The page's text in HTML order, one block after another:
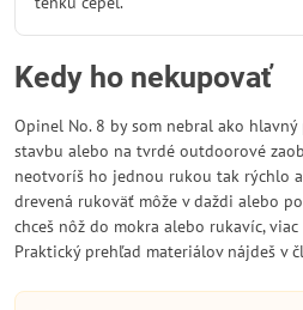
Kedy ho nekupovať
Opinel No. 8 by som nebral ako
stavbu alebo na tvrdé outdoorové
neotvoríš ho jednou rukou tak rýchlo
drevená rukoväť môže v daždi alebo
chceš nôž do mokra alebo rukavíc,
Praktický prehľad materiálov nájdeš v